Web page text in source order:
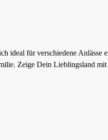
ideal für verschiedene Anlässe
Zeige Dein Lieblingsland